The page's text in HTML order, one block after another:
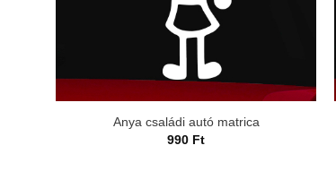
Anya családi autó matrica
990 Ft